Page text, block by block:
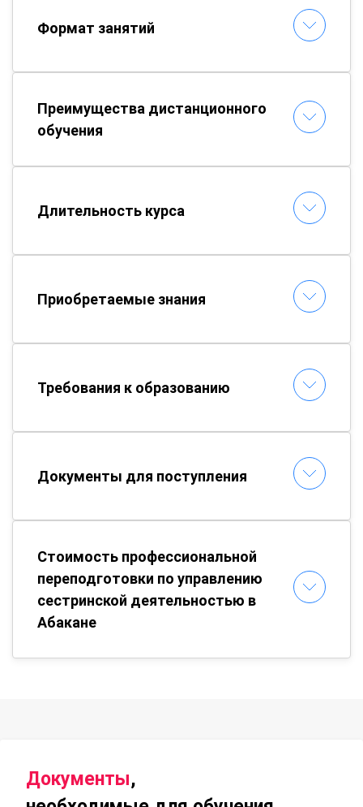
Формат занятий
Преимущества дистанционного
обучения
Длительность курса
Приобретаемые знания
Требования к образованию
Документы для поступления
Стоимость профессиональной
переподготовки по управлению
сестринской деятельностью в
Абакане
Документы,